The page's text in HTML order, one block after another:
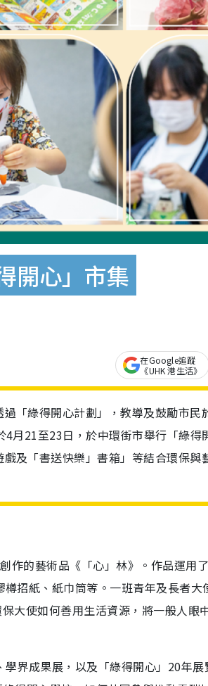
開心」市集
在Google追蹤
《UHK 港生活》
「綠得開心計劃」，教導及鼓勵市民
月21至23日，於中環街市舉行「綠得
及「書送快樂」書箱」等結合環保與
作的藝術品《「心」林》。作品運用
招紙、紙巾筒等。一班青年及長者大
大使如何善用生活資源，將一般人眼
界成果展，以及「綠得開心」20年